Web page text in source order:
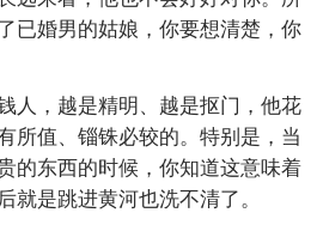
已婚男的姑娘，你要想清楚，你
人，越是精明、越是抠门，他花
所值、锱铢必较的。特别是，当
的东西的时候，你知道这意味着
是跳进黄河也洗不清了。